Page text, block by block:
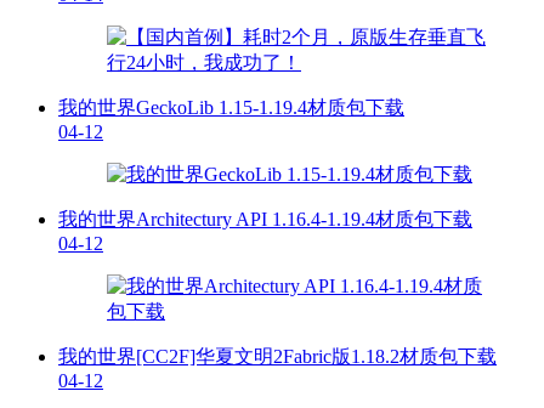
我的世界GeckoLib 1.15-1.19.4材质包下载
04-12
我的世界Architectury API 1.16.4-1.19.4材质包下载
04-12
我的世界[CC2F]华夏文明2Fabric版1.18.2材质包下载
04-12